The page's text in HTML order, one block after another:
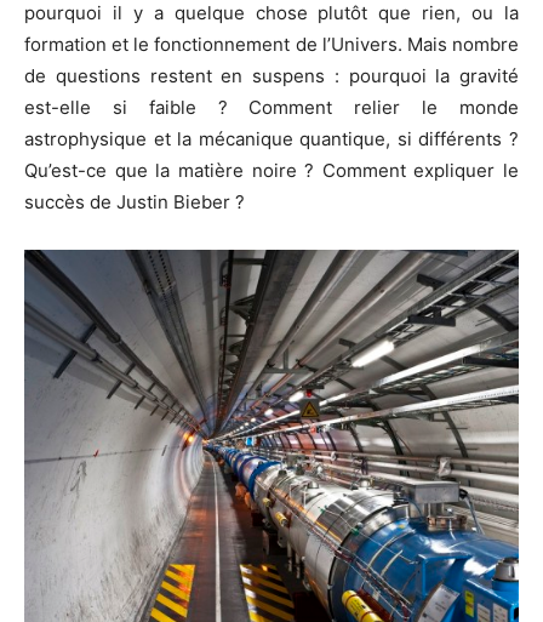
pourquoi il y a quelque chose plutôt que rien, ou la
formation et le fonctionnement de l’Univers. Mais nombre
de questions restent en suspens : pourquoi la gravité
est-elle si faible ? Comment relier le monde
astrophysique et la mécanique quantique, si différents ?
Qu’est-ce que la matière noire ? Comment expliquer le
succès de Justin Bieber ?